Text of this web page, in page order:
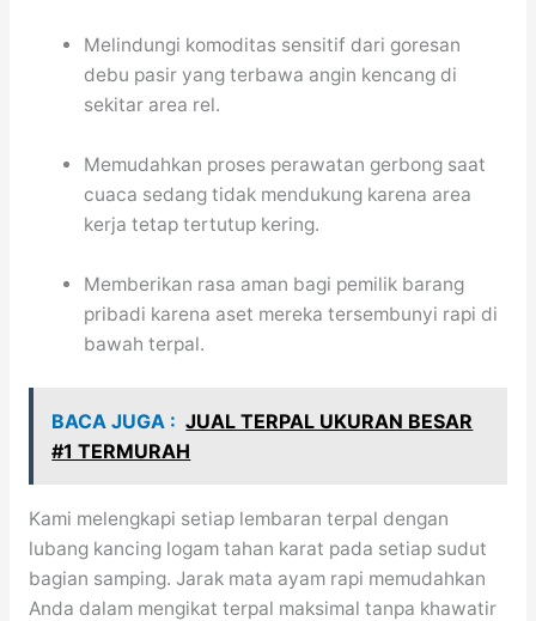
Melindungi komoditas sensitif dari goresan
debu pasir yang terbawa angin kencang di
sekitar area rel.
Memudahkan proses perawatan gerbong saat
cuaca sedang tidak mendukung karena area
kerja tetap tertutup kering.
Memberikan rasa aman bagi pemilik barang
pribadi karena aset mereka tersembunyi rapi di
bawah terpal.
BACA JUGA : JUAL TERPAL UKURAN BESAR
#1 TERMURAH
Kami melengkapi setiap lembaran terpal dengan
lubang kancing logam tahan karat pada setiap sudut
bagian samping. Jarak mata ayam rapi memudahkan
Anda dalam mengikat terpal maksimal tanpa khawatir